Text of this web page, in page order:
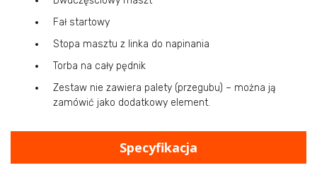
Fał startowy
Stopa masztu z linka do napinania
Torba na cały pędnik
Zestaw nie zawiera palety (przegubu) – można ją
zamówić jako dodatkowy element.
Specyfikacja